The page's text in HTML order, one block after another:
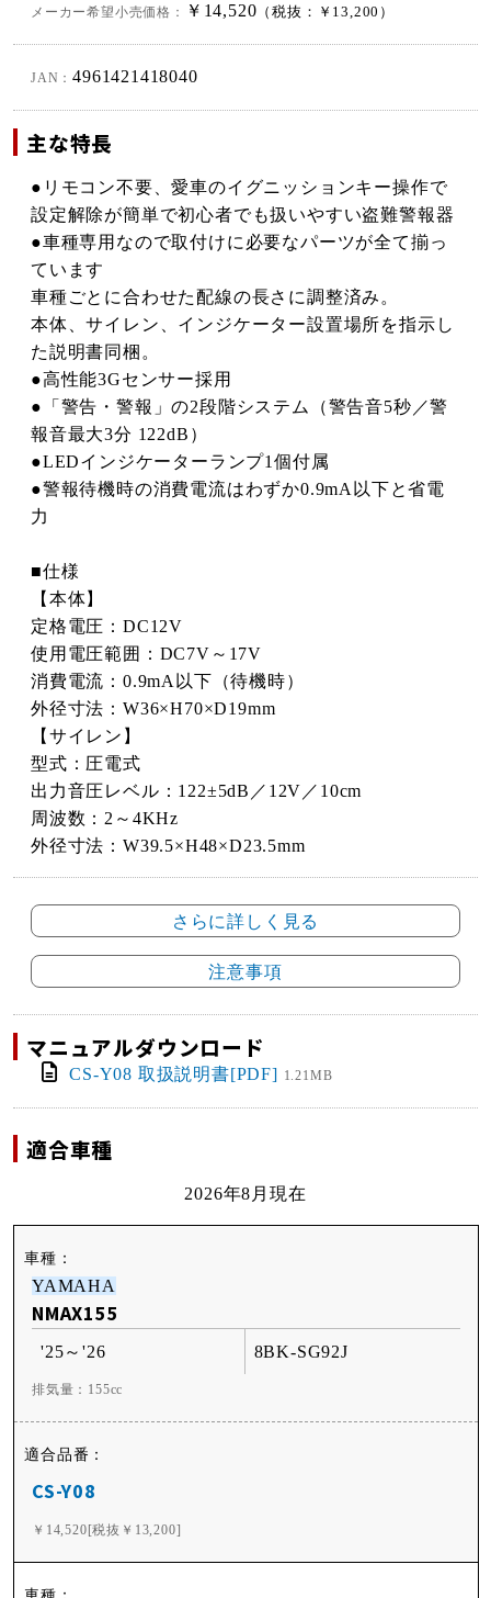
メーカー希望小売価格： ￥14,520 （税抜：￥13,200）
JAN：4961421418040
主な特長
●リモコン不要、愛車のイグニッションキー操作で
設定解除が簡単で初心者でも扱いやすい盗難警報器
●車種専用なので取付けに必要なパーツが全て揃っ
ています
車種ごとに合わせた配線の長さに調整済み。
本体、サイレン、インジケーター設置場所を指示し
た説明書同梱。
●高性能3Gセンサー採用
●「警告・警報」の2段階システム（警告音5秒／警
報音最大3分 122dB）
●LEDインジケーターランプ1個付属
●警報待機時の消費電流はわずか0.9mA以下と省電
力
■仕様
【本体】
定格電圧：DC12V
使用電圧範囲：DC7V～17V
消費電流：0.9mA以下（待機時）
外径寸法：W36×H70×D19mm
【サイレン】
型式：圧電式
出力音圧レベル：122±5dB／12V／10cm
周波数：2～4KHz
外径寸法：W39.5×H48×D23.5mm
さらに詳しく見る
注意事項
マニュアルダウンロード
CS-Y08 取扱説明書[PDF] 1.21MB
適合車種
2026年8月現在
YAMAHA
NMAX155
'25～'26 8BK-SG92J
排気量：155cc
CS-Y08
￥14,520[税抜￥13,200]